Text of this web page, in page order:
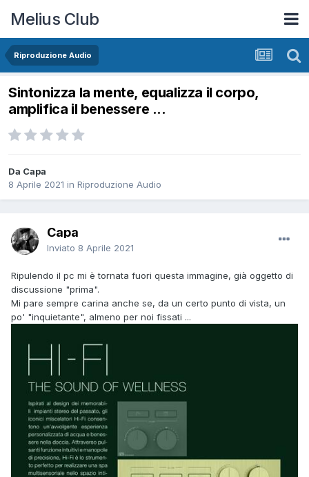
Melius Club
Riproduzione Audio
Sintonizza la mente, equalizza il corpo,
amplifica il benessere ...
Da Capa
8 Aprile 2021 in Riproduzione Audio
Capa
Inviato 8 Aprile 2021
Ripulendo il pc mi è tornata fuori questa immagine, già oggetto di
discussione "prima".
Mi pare sempre carina anche se, da un certo punto di vista, un
po' "inquietante", almeno per noi fissati ...